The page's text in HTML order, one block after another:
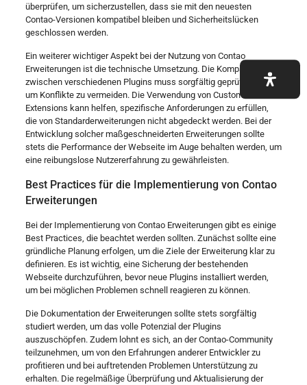
überprüfen, um sicherzustellen, dass sie mit den neuesten
Contao-Versionen kompatibel bleiben und Sicherheitslücken
geschlossen werden.
Ein weiterer wichtiger Aspekt bei der Nutzung von Contao
Erweiterungen ist die technische Umsetzung. Die Kompatibilität
zwischen verschiedenen Plugins muss sorgfältig geprüft werden,
um Konflikte zu vermeiden. Die Verwendung von Custom
Extensions kann helfen, spezifische Anforderungen zu erfüllen,
die von Standarderweiterungen nicht abgedeckt werden. Bei der
Entwicklung solcher maßgeschneiderten Erweiterungen sollte
stets die Performance der Webseite im Auge behalten werden, um
eine reibungslose Nutzererfahrung zu gewährleisten.
Best Practices für die Implementierung von Contao
Erweiterungen
Bei der Implementierung von Contao Erweiterungen gibt es einige
Best Practices, die beachtet werden sollten. Zunächst sollte eine
gründliche Planung erfolgen, um die Ziele der Erweiterung klar zu
definieren. Es ist wichtig, eine Sicherung der bestehenden
Webseite durchzuführen, bevor neue Plugins installiert werden,
um bei möglichen Problemen schnell reagieren zu können.
Die Dokumentation der Erweiterungen sollte stets sorgfältig
studiert werden, um das volle Potenzial der Plugins
auszuschöpfen. Zudem lohnt es sich, an der Contao-Community
teilzunehmen, um von den Erfahrungen anderer Entwickler zu
profitieren und bei auftretenden Problemen Unterstützung zu
erhalten. Die regelmäßige Überprüfung und Aktualisierung der